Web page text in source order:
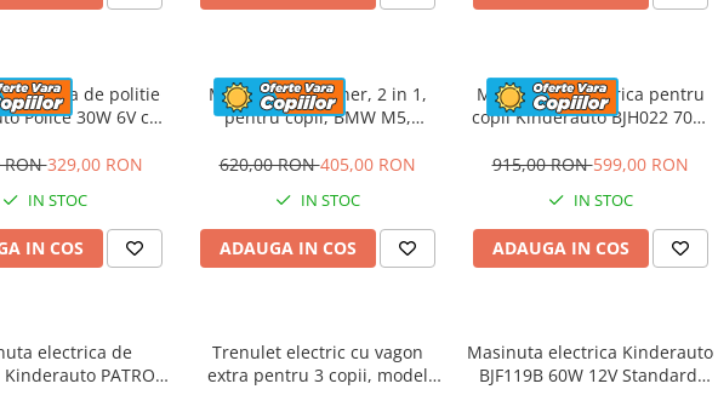
electrica de politie
Police 30W 6V cu
culoare Rosu
RON329,00 RON
IN STOC
IN COS
Masinuta cu maner, 2 in 1,
pentru copii, BMW M5,
620,00 RON405,00 RON
IN STOC
ADAUGA IN COS
Motocicleta electrica pentru
copii Kinderauto BJH022 70W
915,00 RON599,00 RON
IN STOC
ADAUGA IN COS
electrica de
PATROL
Trenulet electric cu vagon
extra pentru 3 copii, model
Masinuta electrica Kinderauto
BJF119B 60W 12V Standard,